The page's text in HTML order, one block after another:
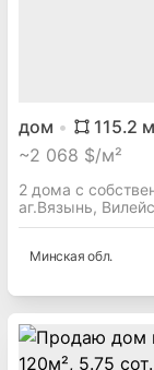
дом 115.2
~2 068 $/м²
2 дома с
аг.Вязынь,
Минская обл.